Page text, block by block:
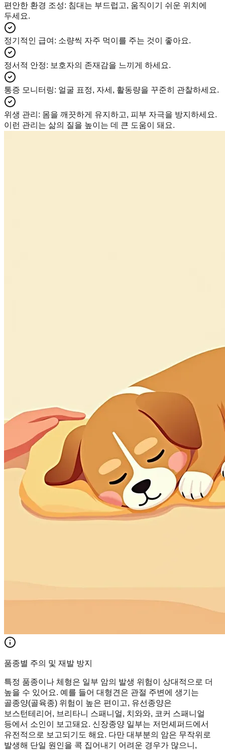
편안한 환경 조성: 침대는 부드럽고, 움직이기 쉬운 위치에
두세요.
정기적인 급여 : 소량씩 자주 먹이를 주는 것이 좋아요.
정서적 안정: 보호자의 존재감을 느끼게 하세요.
통증 모니터링: 얼굴 표정, 자세, 활동량을 꾸준히 관찰하세요.
위생 관리 : 몸을 깨끗하게 유지하고, 피부 자극을 방지하세요.
이런 관리는 삶의 질을 높이는 데 큰 도움이 돼요.
품종별 주의 및 재발 방지
특정 품종이나 체형은 일부 암의 발생 위험이 상대적으로 더
높을 수 있어요. 예를 들어 대형견은 관절 주변에 생기는
골종양(골육종) 위험이 높은 편이고, 유선종양은
보스턴테리어, 브리타니 스패니얼, 치와와, 코커 스패니얼
등에서 소인이 보고돼요. 신장종양 일부는 저먼셰퍼드에서
유전적으로 보고되기도 해요. 다만 대부분의 암은 무작위로
발생해 단일 원인을 콕 집어내기 어려운 경우가 많으니,